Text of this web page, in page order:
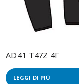
AD41 T47Z 4F
LEGGI DI PIÙ